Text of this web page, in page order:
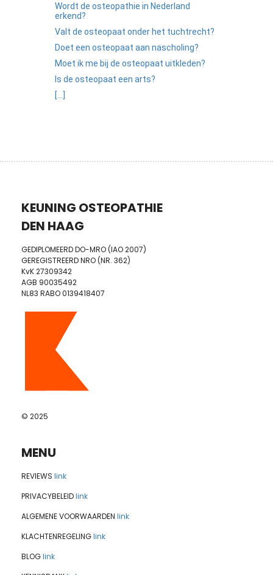
Wordt de osteopathie in Nederland
erkend?
Valt de osteopaat onder het tuchtrecht?
Doet een osteopaat aan nascholing?
Moet ik me bij de osteopaat uitkleden?
Is de osteopaat een arts?
[...]
KEUNING OSTEOPATHIE
DEN HAAG
GEDIPLOMEERD DO-MRO (IAO 2007)
GEREGISTREERD NRO (NR. 362)
KvK 27309342
AGB 90035492
NL83 RABO 0139418407
© 2025
MENU
REVIEWS link
PRIVACYBELEIDlink
ALGEMENE VOORWAARDEN link
KLACHTENREGELINGlink
BLOGlink